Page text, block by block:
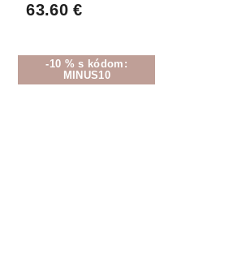
63.60 €
-10 % s kódom:
MINUS10